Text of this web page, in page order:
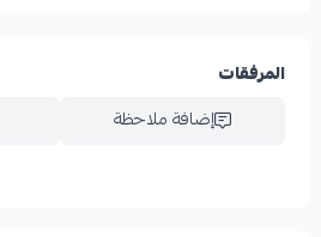
المرفقات
إضافة ملاحظة